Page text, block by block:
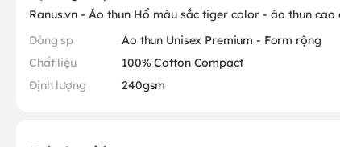
Ranus.vn - Áo thun Hổ màu sắc tiger color - áo thun cao
Dòng sp
Áo thun Unisex Premium - Form rộng
Chất liệu
100% Cotton Compact
Định lượng
240gsm